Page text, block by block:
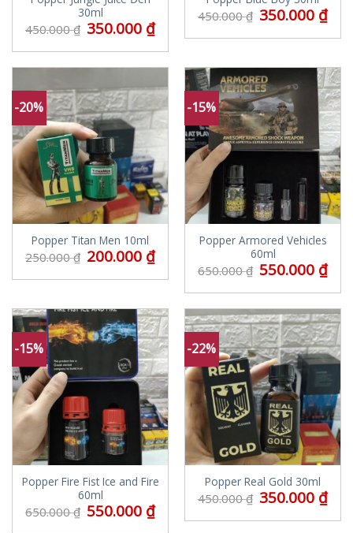
30ml
450.000₫ 350.000 ₫
450.000₫ 350.000 ₫
-20%
Popper Titan Men 10ml
250.000₫ 200.000 ₫
-15%
Popper Armored Vehicles
60ml
650.000₫ 550.000 ₫
-15%
Popper Fire Fist Ice and Fire
60ml
650.000₫ 550.000 ₫
-22%
Popper Real Gold 30ml
450.000₫ 350.000 ₫